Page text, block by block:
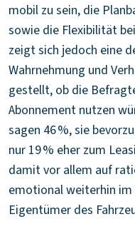
mobil zu sein, die
sowie die Flexibilität
zeigt sich jedoch eine
Wahrnehmung und
gestellt, ob die
Abonnement nutzen
sagen 46 %, sie
nur 19 % eher zum
damit vor allem auf
emotional weiterhin
Eigentümer des